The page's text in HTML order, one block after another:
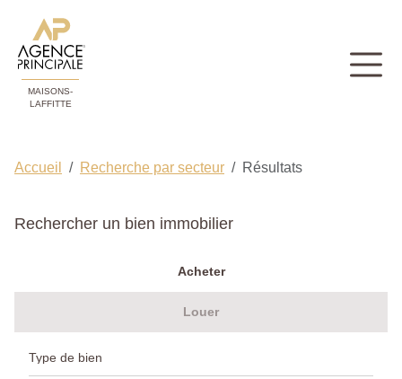
MAISONS-
LAFFITTE
Accueil Recherche par secteur Résultats
Rechercher un bien immobilier
Acheter
Louer